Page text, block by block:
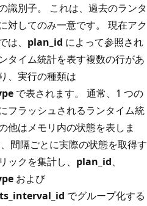
識別子。 これは、過去のランタ
対してのみ一意です。 現在アク
は、 plan_id によって参照され
タイム統計を表す複数の行があ
、実行の種類は
で表されます。 通常、1 つの
フラッシュされるランタイム統
他はメモリ内の状態を表しま
間隔ごとに実際の状態を取得す
ックを集計し、 plan_id、
および
でグループ化する